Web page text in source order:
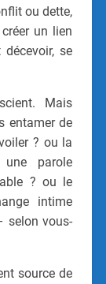
ou dette,
un lien
se
Mais
entamer de
? ou la
parole
? ou le
intime
selon vous-
source de